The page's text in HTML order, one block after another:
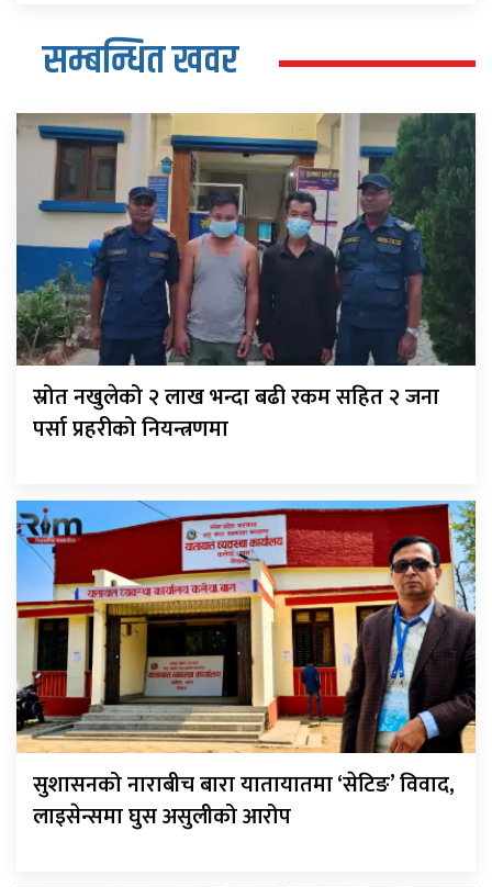
सम्बन्धित खवर
स्रोत नखुलेको २ लाख भन्दा बढी रकम सहित २ जना
पर्सा प्रहरीको नियन्त्रणमा
सुशासनको नाराबीच बारा यातायातमा ‘सेटिङ’ विवाद,
लाइसेन्समा घुस असुलीको आरोप